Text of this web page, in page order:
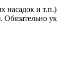
насадок и
Обязательно